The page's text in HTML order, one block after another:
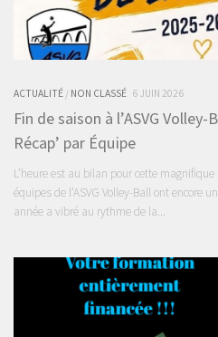
ACTUALITÉ / NON CLASSÉ 6 JUIN 2026
Fin de saison à l’ASVG
Récap’ par Équipe
L’heure est au bilan pour cette
équipes de l’ASVG Volley-Ball ont encore
année a vibré au rythme de la...